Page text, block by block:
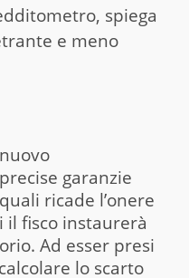
spiega
e meno
garanzie
ricade l’onere
il fisco instaurerà
Ad esser presi
lo scarto